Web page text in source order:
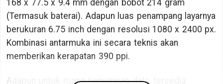
168 x 77.5 x 9.4 mm dengan bobot 214 gram
(Termasuk baterai). Adapun luas penampang layarnya
berukuran 6.75 inch dengan resolusi 1080 x 2400 px.
Kombinasi antarmuka ini secara teknis akan
memberikan kerapatan 390 ppi.
Adapun untuk ruang penyimpan data, tersedia